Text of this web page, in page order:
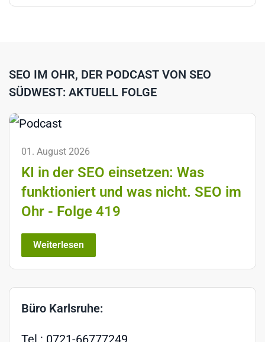
SEO IM OHR, DER PODCAST VON SEO
SÜDWEST: AKTUELL FOLGE
01. August 2026
KI in der SEO einsetzen: Was
funktioniert und was nicht. SEO im
Ohr - Folge 419
Weiterlesen
Büro Karlsruhe: